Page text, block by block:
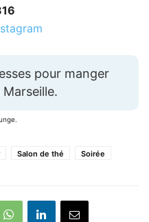
pour manger
Salon de thé Soirée